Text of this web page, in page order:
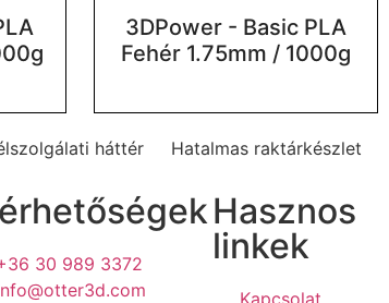
3DPower - Basic PLA
Fehér 1.75mm / 1000g
háttér Hatalmas raktárkészlet
30 989 3372
Hasznos
linkek
Kapcsolat